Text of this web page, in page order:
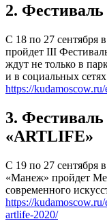
2. Фестиваль
С 18 по 27 сентября
пройдет III
ждут не только в
и в социальных
https://
3. Фестиваль
«ARTLIFE»
С 19 по 27 сентября
«Манеж» пройдет
современного
https://
artlife-2020/